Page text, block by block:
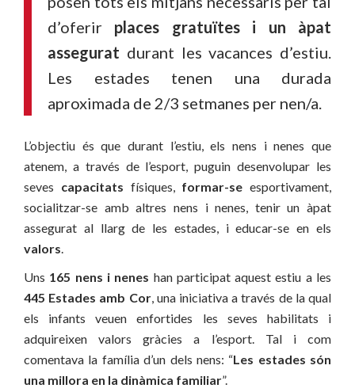
d’oferir places gratuïtes i un àpat
assegurat durant les vacances d’estiu.
Les estades tenen una durada
aproximada de 2/3 setmanes per nen/a.
L’objectiu és que durant l’estiu, els nens i nenes que
atenem, a través de l’esport, puguin desenvolupar les
seves capacitats físiques, formar-se esportivament,
socialitzar-se amb altres nens i nenes, tenir un àpat
assegurat al llarg de les estades, i educar-se en els
valors.
Uns 165 nens i nenes han participat aquest estiu a les
445 Estades amb Cor, una iniciativa a través de la qual
els infants veuen enfortides les seves habilitats i
adquireixen valors gràcies a l’esport. Tal i com
comentava la família d’un dels nens: “Les estades són
una millora en la dinàmica familiar”.